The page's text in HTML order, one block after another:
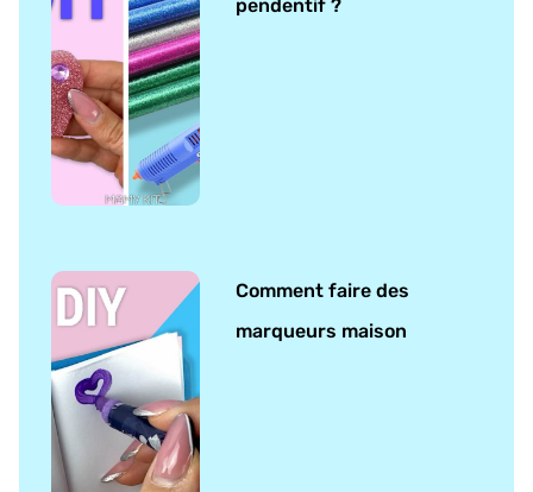
pendentif ?
Comment faire des
marqueurs maison